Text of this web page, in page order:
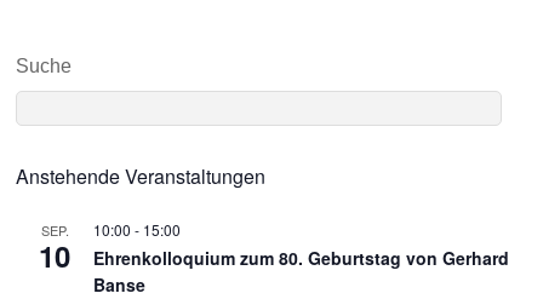
Suche
Anstehende Veranstaltungen
SEP.
10
10:00 - 15:00
Ehrenkolloquium zum 80. Geburtstag von Gerhard
Banse